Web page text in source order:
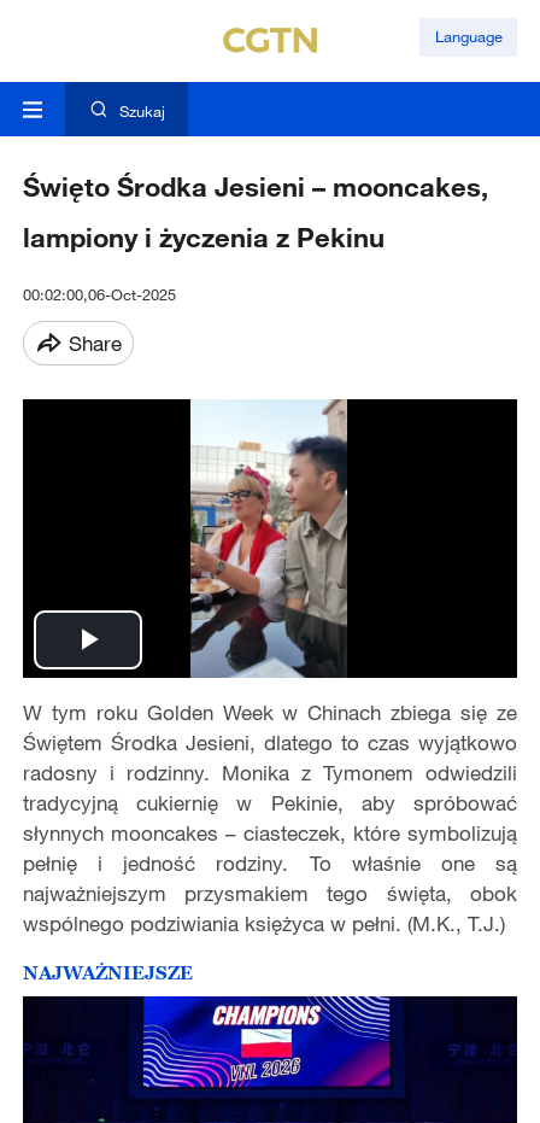
Language
Szukaj
Święto Środka Jesieni – mooncakes,
lampiony i życzenia z Pekinu
00:02:00,06-Oct-2025
Share
Play
Video
W tym roku Golden Week w Chinach zbiega się ze
Świętem Środka Jesieni, dlatego to czas wyjątkowo
radosny i rodzinny. Monika z Tymonem odwiedzili
tradycyjną cukiernię w Pekinie, aby spróbować
słynnych mooncakes – ciasteczek, które symbolizują
pełnię i jedność rodziny. To właśnie one są
najważniejszym przysmakiem tego święta, obok
wspólnego podziwiania księżyca w pełni. (M.K., T.J.)
NAJWAŻNIEJSZE